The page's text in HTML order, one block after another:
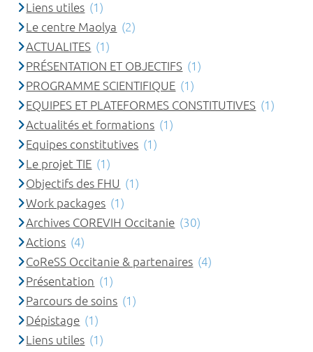
Liens utiles (1)
Le centre Maolya (2)
ACTUALITES (1)
PRÉSENTATION ET OBJECTIFS (1)
PROGRAMME SCIENTIFIQUE (1)
EQUIPES ET PLATEFORMES CONSTITUTIVES (1)
Actualités et formations (1)
Equipes constitutives (1)
Le projet TIE (1)
Objectifs des FHU (1)
Work packages (1)
Archives COREVIH Occitanie (30)
Actions (4)
CoReSS Occitanie & partenaires (4)
Présentation (1)
Parcours de soins (1)
Dépistage (1)
Liens utiles (1)